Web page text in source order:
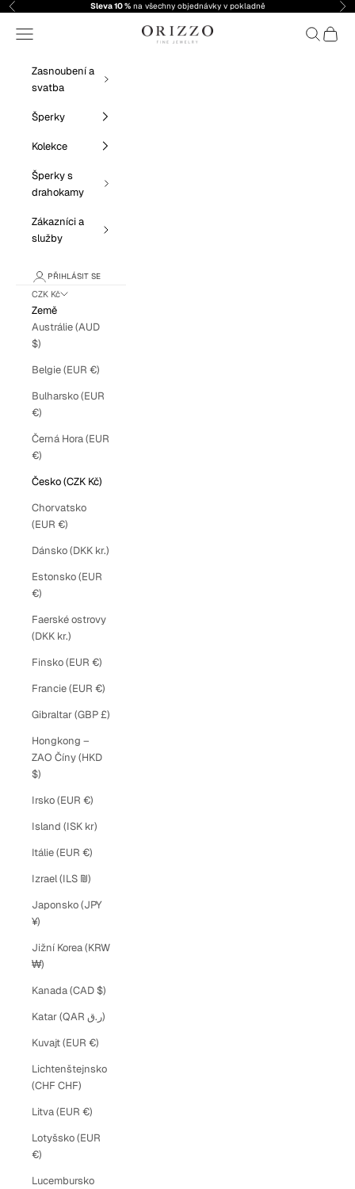
Přejít na obsah
Předchozí Sleva 10 %na všechny objednávky v pokladně
Orizzo Fine Jewelry
Nabídka Hledat
Košík
Zasnoubení a
svatba
Šperky
Kolekce
Šperky s
drahokamy
Zákazníci a
služby
PŘIHLÁSIT SE
CZK Kč
Země
Austrálie (AUD
$)
Belgie (EUR €)
Bulharsko (EUR
€)
Černá Hora (EUR
€)
Česko (CZK Kč)
Chorvatsko
(EUR €)
Dánsko (DKK kr.)
Estonsko (EUR
€)
Faerské ostrovy
(DKK kr.)
Finsko (EUR €)
Francie (EUR €)
Gibraltar (GBP £)
Hongkong –
ZAO Číny (HKD
$)
Irsko (EUR €)
Island (ISK kr)
Itálie (EUR €)
Izrael (ILS ₪)
Japonsko (JPY
¥)
Jižní Korea (KRW
₩)
Kanada (CAD $)
Katar (QAR ر.ق)
Kuvajt (EUR €)
Lichtenštejnsko
(CHF CHF)
Litva (EUR €)
Lotyšsko (EUR
€)
Lucembursko